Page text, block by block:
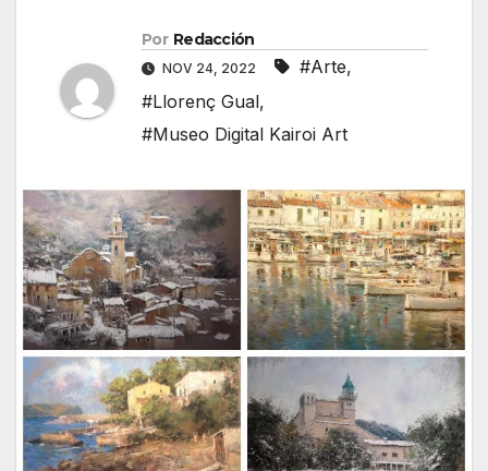
Por Redacción
NOV 24, 2022 #Arte,
#Llorenç Gual,
#Museo Digital Kairoi Art